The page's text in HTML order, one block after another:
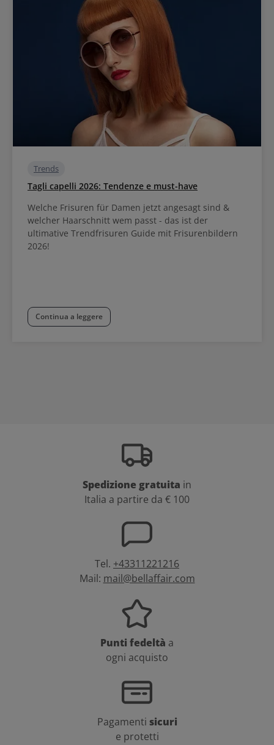
Trends
Tagli capelli 2026: Tendenze e must-have
Welche Frisuren für Damen jetzt angesagt sind &
welcher Haarschnitt wem passt - das ist der
ultimative Trendfrisuren Guide mit Frisurenbildern
2026!
Continua a leggere
Spedizione gratuita in
Italia a partire da € 100
Tel. +43311221216
Mail: mail@bellaffair.com
Punti fedeltà a
ogni acquisto
Pagamenti sicuri
e protetti